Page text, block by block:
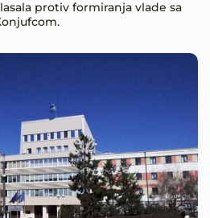
protiv formiranja vlade sa